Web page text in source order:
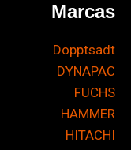
Marcas
Dopptsadt
DYNAPAC
FUCHS
HAMMER
HITACHI